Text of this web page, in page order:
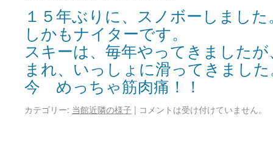
１５年ぶりに、スノボーしました
しかもナイターです。
スキーは、毎年やってきました
まれ、いっしょに滑ってきました
今 めっちゃ筋肉痛！！
カテゴリー: 当館近隣の様子 | コメントは受け付けていません。